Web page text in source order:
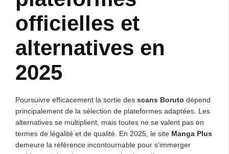
officielles et
alternatives en
2025
Poursuivre efficacement la sortie des scans Boruto dépend
principalement de la sélection de plateformes adaptées. Les
alternatives se multiplient, mais toutes ne se valent pas en
termes de légalité et de qualité. En 2025, le site Manga Plus
demeure la référence incontournable pour s’immerger